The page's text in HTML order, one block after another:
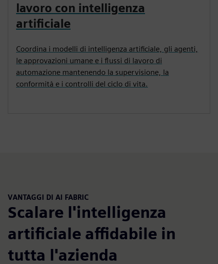
lavoro con intelligenza
artificiale
Coordina i modelli di intelligenza artificiale, gli agenti,
le approvazioni umane e i flussi di lavoro di
automazione mantenendo la supervisione, la
conformità e i controlli del ciclo di vita.
VANTAGGI DI AI FABRIC
Scalare l'intelligenza
artificiale affidabile in
tutta l'azienda